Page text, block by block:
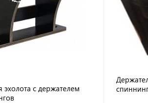
эхолота с держателем